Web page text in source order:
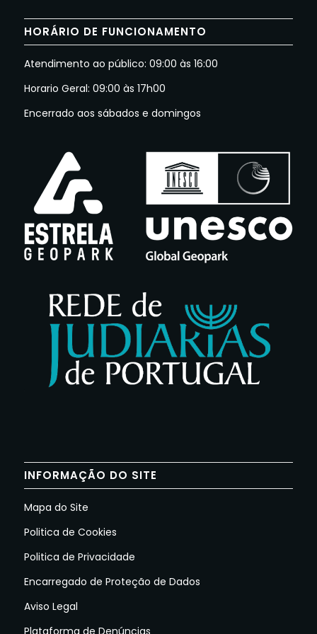
HORÁRIO DE FUNCIONAMENTO
Atendimento ao público: 09:00 às 16:00
Horario Geral: 09:00 às 17h00
Encerrado aos sábados e domingos
INFORMAÇÃO DO SITE
Mapa do Site
Politica de Cookies
Politica de Privacidade
Encarregado de Proteção de Dados
Aviso Legal
Plataforma de Denúncias